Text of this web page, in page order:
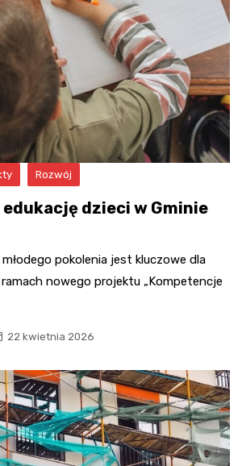
Rozwój
dzieci w Gminie
pokolenia jest kluczowe dla
ramach nowego projektu „Kompetencje
22 kwietnia 2026